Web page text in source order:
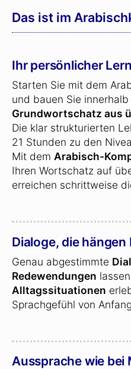
Das ist im
Ihr persönlicher
Starten Sie mit dem
und bauen Sie
Grundwortschatz aus
Die klar strukturierten
21 Stunden zu den
Mit dem Arabisch-
Ihren Wortschatz auf
erreichen schrittweise
Dialoge, die hängen
Genau abgestimmte
Redewendungen
Alltagssituationen
Sprachgefühl von
Aussprache wie